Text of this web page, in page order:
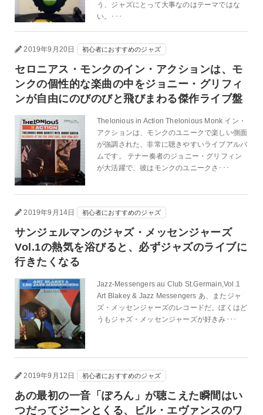
う、ジャズにとって大事なのはテーマではな
い。･･･
2019年9月20日 初心者におすすめのジャズ
セロニアス・モンクのイン・アクションは、モ
ンクの個性的な楽曲の中をジョニー・グリフィ
ンが自由にのびのびと飛びまわる傑作ライブ盤
Thelonious in Action Thelonious Monk イン・
アクションは、モンクのユニークで楽しい側面
が強調された、非常に聴きやすいライブアルバ
ムです。 テナー奏者のジョニー・グリフィン
が大活躍で、彼はモンクのユニークさ･･･
2019年9月14日 初心者におすすめのジャズ
サンジェルマンのジャズ・メッセンジャーズ
Vol.1の熱気を浴びると、必ずジャズのライブに
行きたくなる
Jazz-Messengers au Club St.Germain,Vol.1
Art Blakey & Jazz Messengers あ、またジャ
ズ・メッセンジャーズのレコードだ。ぼくはど
うもジャズ・メッセンジャーズが好きみ･･･
2019年9月12日 初心者におすすめのジャズ
あの最初の一音「ぽろん」が聴こえた瞬間はい
つだってジーンとくる、ビル・エヴァンスのワ